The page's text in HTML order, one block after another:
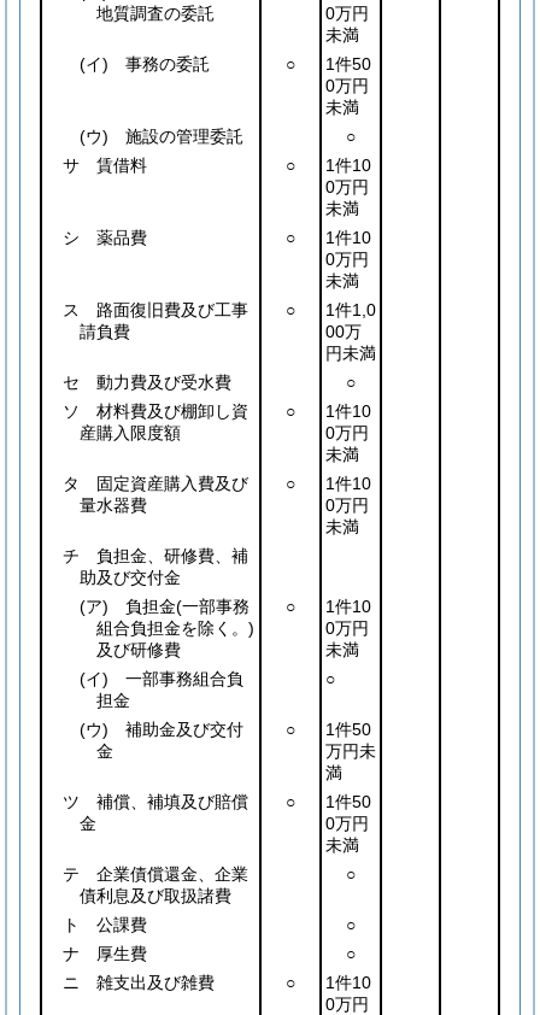
地質調査の委託
0万円
未満
(イ) 事務の委託 ○
1件50
0万円
未満
(ウ) 施設の管理委託
○
サ 賃借料
○
1件10
0万円
未満
シ 薬品費
○
1件10
0万円
未満
ス 路面復旧費及び工事
請負費
○
1件1,0
00万
円未満
セ 動力費及び受水費
○
ソ 材料費及び棚卸し資
産購入限度額
○
1件10
0万円
未満
タ 固定資産購入費及び
量水器費
○
1件10
0万円
未満
チ 負担金、研修費、補
助及び交付金
(ア) 負担金(一部事務
組合負担金を除く。)
及び研修費
○
1件10
0万円
未満
(イ) 一部事務組合負
担金
○
(ウ) 補助金及び交付
金
○
1件50
万円未
満
ツ 補償、補填及び賠償
金
○
1件50
0万円
未満
テ 企業債償還金、企業
債利息及び取扱諸費
○
ト 公課費
○
ナ 厚生費
○
ニ 雑支出及び雑費
○
1件10
0万円